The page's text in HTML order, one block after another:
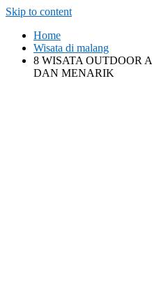
Skip to content
Home
Wisata di malang
8 WISATA OUTDOOR
DAN MENARIK